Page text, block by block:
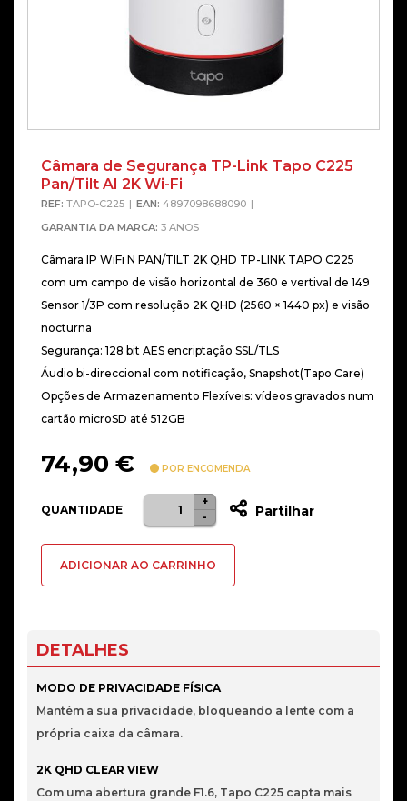
Câmara de Segurança TP-Link Tapo C225
Pan/Tilt AI 2K Wi-Fi
REF: TAPO-C225 EAN: 4897098688090
GARANTIA DA MARCA: 3 ANOS
Câmara IP WiFi N PAN/TILT 2K QHD TP-LINK TAPO C225
com um campo de visão horizontal de 360 e vertival de 149
Sensor 1/3P com resolução 2K QHD (2560 × 1440 px) e visão
nocturna
Segurança: 128 bit AES encriptação SSL/TLS
Áudio bi-direccional com notificação, Snapshot(Tapo Care)
Opções de Armazenamento Flexíveis: vídeos gravados num
cartão microSD até 512GB
74,90 € POR ENCOMENDA
QUANTIDADE
Quantidade
de
de
Tapo
C225
Pan/Tilt
AI
Wi-
-
+
Partilhar
ADICIONAR AO CARRINHO
DETALHES
MODO DE PRIVACIDADE FÍSICA
Mantém a sua privacidade, bloqueando a lente com a
própria caixa da câmara.
2K QHD CLEAR VIEW
Com uma abertura grande F1.6, Tapo C225 capta mais